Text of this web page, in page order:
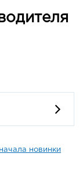
новинки